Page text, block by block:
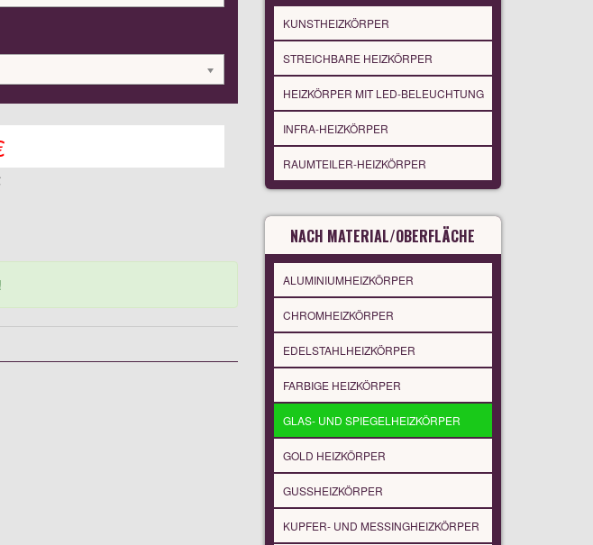
KUNSTHEIZKÖRPER
STREICHBARE HEIZKÖRPER
HEIZKÖRPER MIT LED-BELEUCHTUNG
INFRA-HEIZKÖRPER
RAUMTEILER-HEIZKÖRPER
NACH MATERIAL/OBERFLÄCHE
ALUMINIUMHEIZKÖRPER
CHROMHEIZKÖRPER
EDELSTAHLHEIZKÖRPER
FARBIGE HEIZKÖRPER
GLAS- UND SPIEGELHEIZKÖRPER
GOLD HEIZKÖRPER
GUSSHEIZKÖRPER
KUPFER- UND MESSINGHEIZKÖRPER